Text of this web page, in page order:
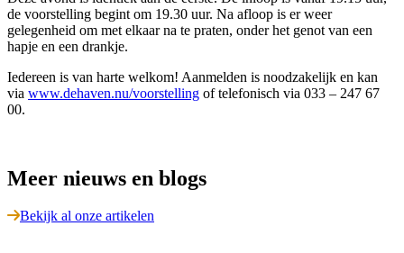
de voorstelling begint om 19.30 uur. Na afloop is er weer
gelegenheid om met elkaar na te praten, onder het genot van een
hapje en een drankje.
Iedereen is van harte welkom! Aanmelden is noodzakelijk en kan
via www.dehaven.nu/voorstelling of telefonisch via 033 – 247 67
00.
Meer nieuws en blogs
Bekijk al onze artikelen